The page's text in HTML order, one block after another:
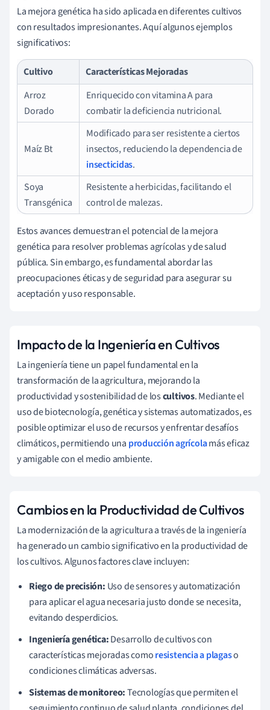
La mejora genética ha sido aplicada en diferentes cultivos
con resultados impresionantes. Aquí algunos ejemplos
significativos:
Cultivo
Características Mejoradas
Arroz
Dorado
Enriquecido con vitamina A para
combatir la deficiencia nutricional.
Maíz Bt
Modificado para ser resistente a ciertos
insectos, reduciendo la dependencia de
insecticidas.
Soya
Transgénica
Resistente a herbicidas, facilitando el
control de malezas.
Estos avances demuestran el potencial de la mejora
genética para resolver problemas agrícolas y de salud
pública. Sin embargo, es fundamental abordar las
preocupaciones éticas y de seguridad para asegurar su
aceptación y uso responsable.
Impacto de la Ingeniería en Cultivos
La ingeniería tiene un papel fundamental en la
transformación de la agricultura, mejorando la
productividad y sostenibilidad de loscultivos. Mediante el
uso de biotecnología, genética y sistemas automatizados, es
posible optimizar el uso de recursos y enfrentar desafíos
climáticos, permitiendo una producción agrícolamás eficaz
y amigable con el medio ambiente.
Cambios en la Productividad de Cultivos
La modernización de la agricultura a través de la ingeniería
ha generado un cambio significativo en la productividad de
los cultivos. Algunos factores clave incluyen:
Riego de precisión: Uso de sensores y automatización
para aplicar el agua necesaria justo donde se necesita,
evitando desperdicios.
Ingeniería genética:Desarrollo de cultivos con
características mejoradas comoresistencia a plagaso
condiciones climáticas adversas.
Sistemas de monitoreo:Tecnologías que permiten el